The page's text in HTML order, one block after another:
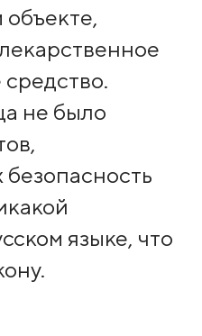
объекте,
не было
языке, что